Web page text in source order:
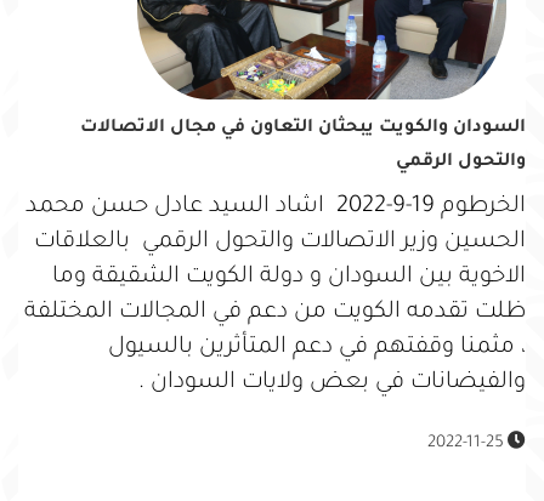
السودان والكويت يبحثان التعاون في مجال الاتصالات
والتحول الرقمي
الخرطوم 19-9-2022 اشاد السيد عادل حسن محمد
الحسين وزير الاتصالات والتحول الرقمي بالعلاقات
الاخوية بين السودان و دولة الكويت الشقيقة وما
ظلت تقدمه الكويت من دعم في المجالات المختلفة
، مثمنا وقفتهم في دعم المتأثرين بالسيول
والفيضانات في بعض ولايات السودان .